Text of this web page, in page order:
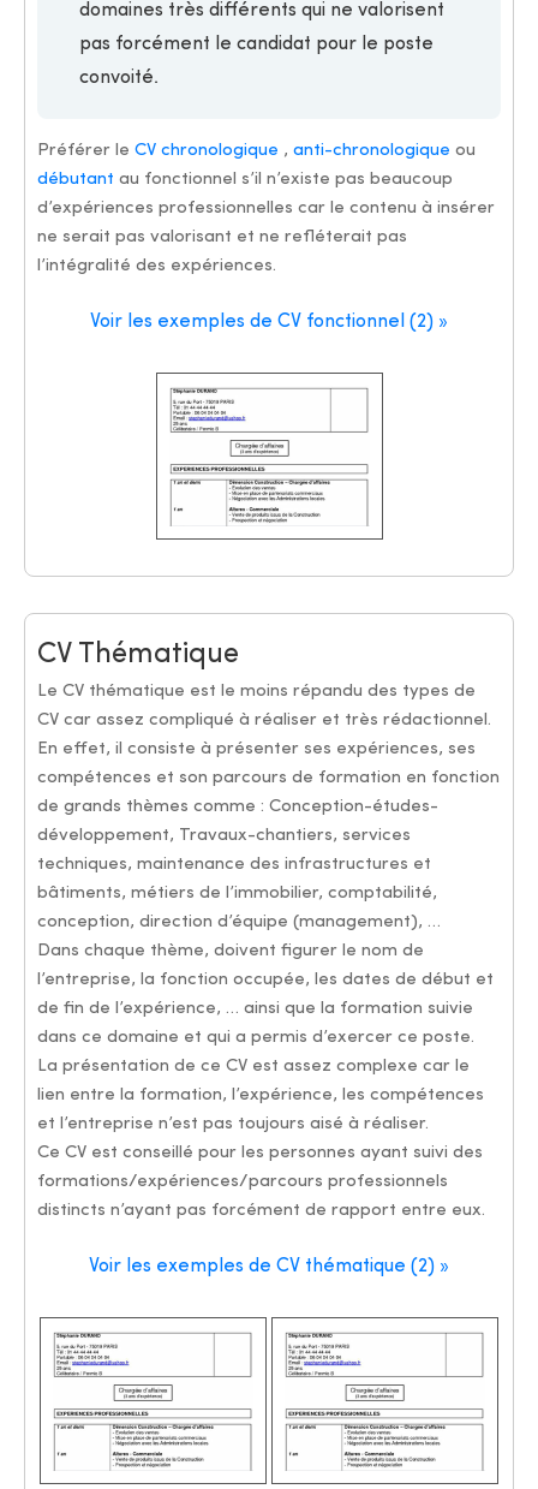
domaines très différents qui ne valorisent
pas forcément le candidat pour le poste
convoité.
Préférer le CV chronologique , anti-chronologique ou
débutant au fonctionnel s’il n’existe pas beaucoup
d’expériences professionnelles car le contenu à insérer
ne serait pas valorisant et ne refléterait pas
l’intégralité des expériences.
Voir les exemples de CV fonctionnel (2) »
CV Thématique
Le CV thématique est le moins répandu des types de
CV car assez compliqué à réaliser et très rédactionnel.
En effet, il consiste à présenter ses expériences, ses
compétences et son parcours de formation en fonction
de grands thèmes comme : Conception-études-
développement, Travaux-chantiers, services
techniques, maintenance des infrastructures et
bâtiments, métiers de l’immobilier, comptabilité,
conception, direction d’équipe (management), …
Dans chaque thème, doivent figurer le nom de
l’entreprise, la fonction occupée, les dates de début et
de fin de l’expérience, … ainsi que la formation suivie
dans ce domaine et qui a permis d’exercer ce poste.
La présentation de ce CV est assez complexe car le
lien entre la formation, l’expérience, les compétences
et l’entreprise n’est pas toujours aisé à réaliser.
Ce CV est conseillé pour les personnes ayant suivi des
formations/expériences/parcours professionnels
distincts n’ayant pas forcément de rapport entre eux.
Voir les exemples de CV thématique (2) »